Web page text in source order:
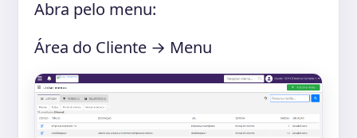
Abra pelo menu:
Área do Cliente → Menu